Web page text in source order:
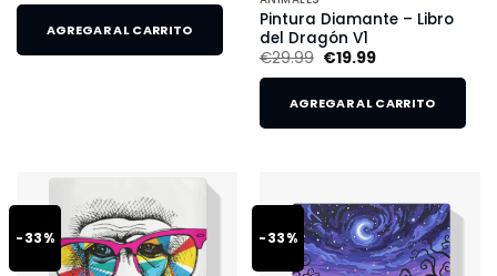
AGREGAR AL CARRITO
Pintura Diamante – Libro
del Dragón V1
€29.99 €19.99
AGREGAR AL CARRITO
-33% -33%